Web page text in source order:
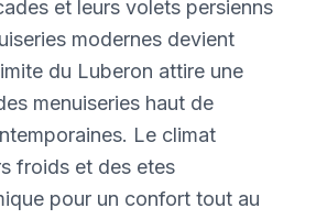
et leurs volets persienns
modernes devient
du Luberon attire une
menuiseries haut de
Le climat
froids et des etes
pour un confort tout au